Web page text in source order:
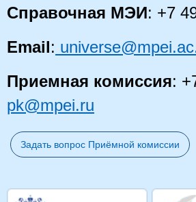
Справочная МЭИ: +7
Email:
Приемная комиссия:
pk@mpei.ru
Задать вопрос Приёмной комиссии